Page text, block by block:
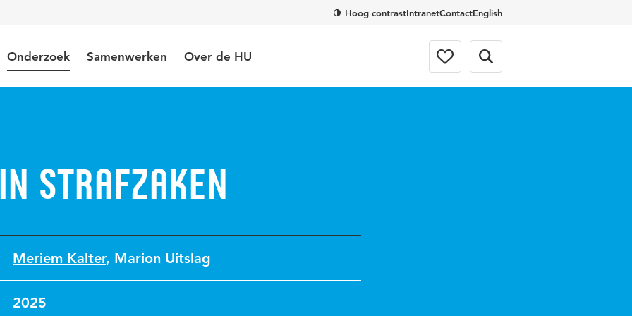
Hoog contrastIntranetContactEnglish
Onderzoek Samenwerken Over de HU
strafzaken
Meriem Kalter, Marion Uitslag
2025